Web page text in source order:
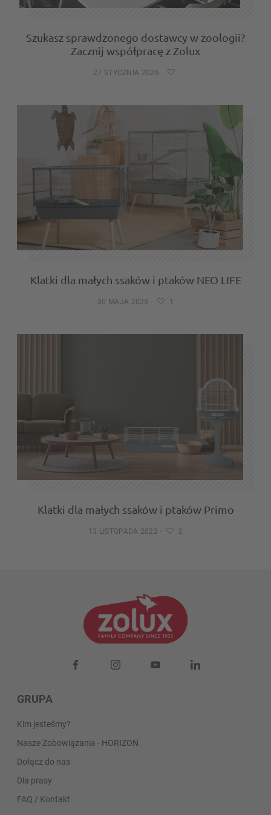
Szukasz sprawdzonego dostawcy w zoologii?
Zacznij współpracę z Zolux
27 STYCZNIA 2026 -
Klatki dla małych ssaków i ptaków NEO LIFE
30 MAJA 2023 - 1
Klatki dla małych ssaków i ptaków Primo
13 LISTOPADA 2022 - 2
GRUPA
Kim jesteśmy?
Nasze Zobowiązania - HORIZON
Dołącz do nas
Dla prasy
FAQ / Kontakt